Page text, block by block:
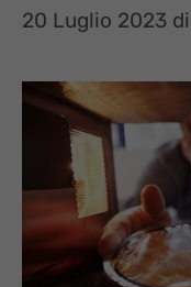
20 Luglio 2023 di